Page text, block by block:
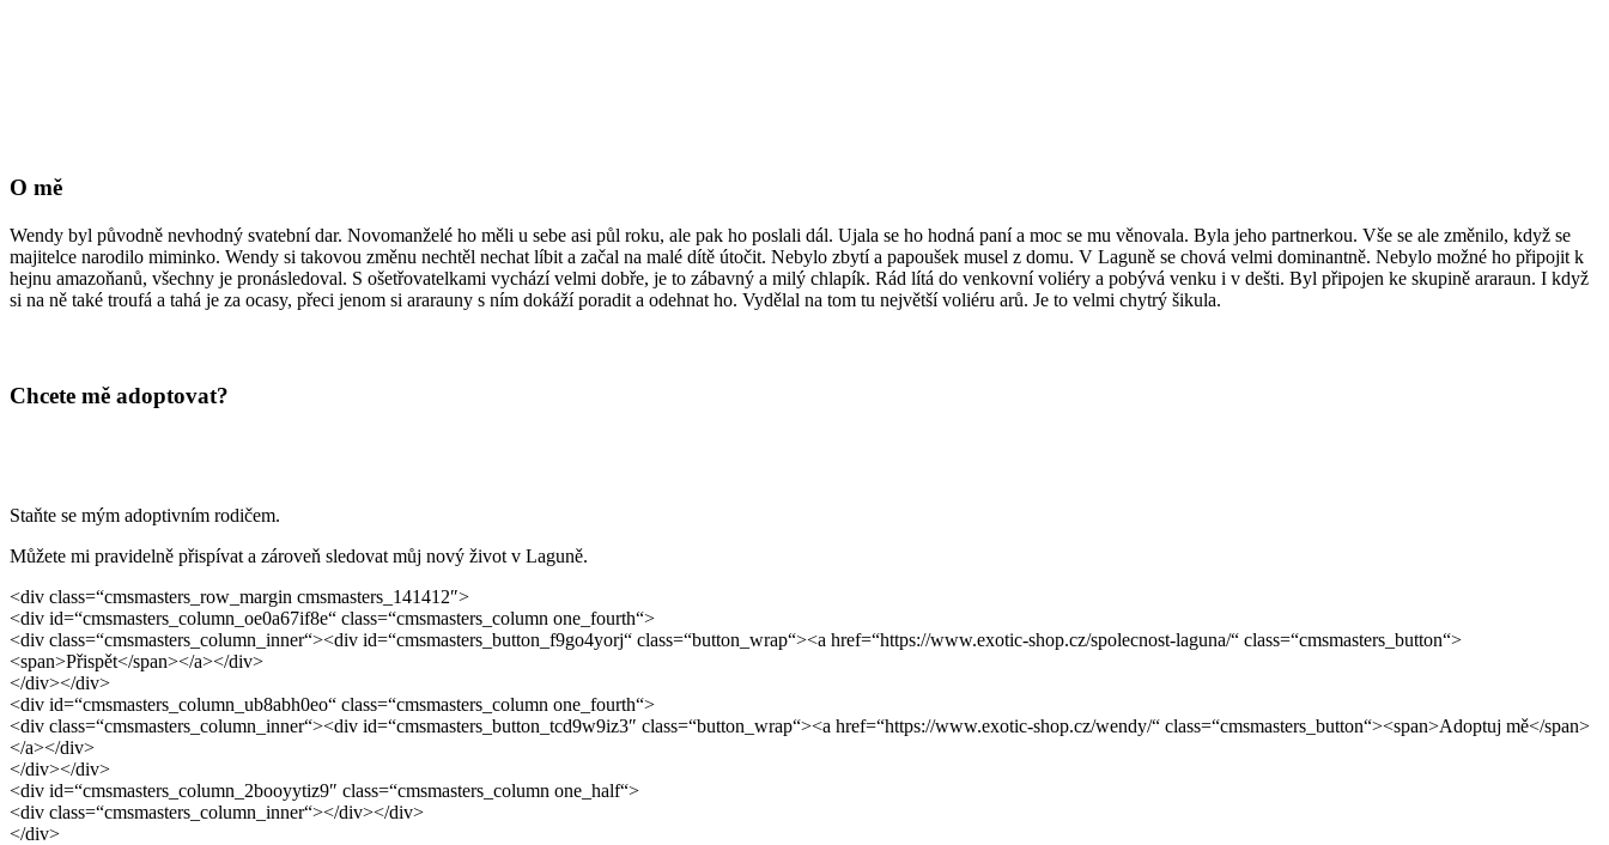
O mě
Wendy byl původně nevhodný svatební dar. Novomanželé ho měli u sebe asi půl roku, ale pak ho poslali dál. Ujala se ho hodná paní a moc se mu věnovala. Byla jeho partnerkou. Vše se ale změnilo, když se
majitelce narodilo miminko. Wendy si takovou změnu nechtěl nechat líbit a začal na malé dítě útočit. Nebylo zbytí a papoušek musel z domu. V Laguně se chová velmi dominantně. Nebylo možné ho připojit k
hejnu amazoňanů, všechny je pronásledoval. S ošetřovatelkami vychází velmi dobře, je to zábavný a milý chlapík. Rád lítá do venkovní voliéry a pobývá venku i v dešti. Byl připojen ke skupině araraun. I když
si na ně také troufá a tahá je za ocasy, přeci jenom si ararauny s ním dokáží poradit a odehnat ho. Vydělal na tom tu největší voliéru arů. Je to velmi chytrý šikula.
Chcete mě adoptovat?
Staňte se mým adoptivním rodičem.
Můžete mi pravidelně přispívat a zároveň sledovat můj nový život v Laguně.
<div class=“cmsmasters_row_margin cmsmasters_141412″>
<div id=“cmsmasters_column_oe0a67if8e“ class=“cmsmasters_column one_fourth“>
<div class=“cmsmasters_column_inner“><div id=“cmsmasters_button_f9go4yorj“ class=“button_wrap“><a href=“https://www.exotic-shop.cz/spolecnost-laguna/“ class=“cmsmasters_button“>
<span>Přispět</span></a></div>
</div></div>
<div id=“cmsmasters_column_ub8abh0eo“ class=“cmsmasters_column one_fourth“>
<div class=“cmsmasters_column_inner“><div id=“cmsmasters_button_tcd9w9iz3″ class=“button_wrap“><a href=“https://www.exotic-shop.cz/wendy/“ class=“cmsmasters_button“><span>Adoptuj mě</span>
</a></div>
</div></div>
<div id=“cmsmasters_column_2booyytiz9″ class=“cmsmasters_column one_half“>
<div class=“cmsmasters_column_inner“></div></div>
</div>